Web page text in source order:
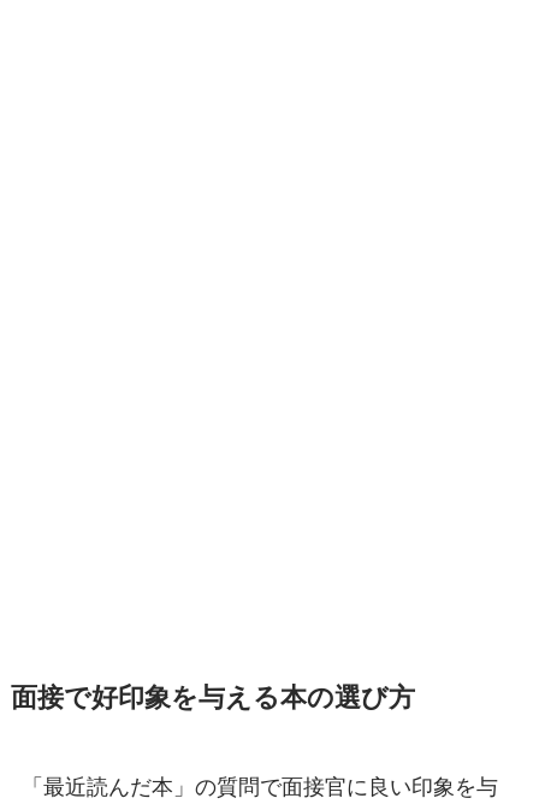
面接で好印象を与える本の選び方
「最近読んだ本」の質問で面接官に良い印象を与